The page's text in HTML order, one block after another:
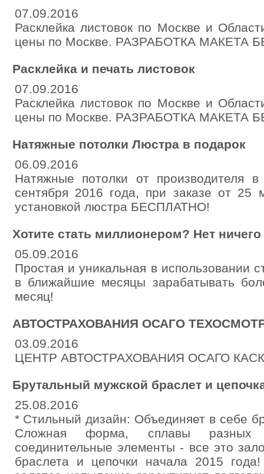
07.09.2016
Расклейка листовок по Москве и
цены по Москве. РАЗРАБОТКА МАКЕТА
Расклейка и печать листовок
07.09.2016
Расклейка листовок по Москве и
цены по Москве. РАЗРАБОТКА МАКЕТА
Натяжные потолки Люстра в подарок
06.09.2016
Натяжные потолки от
сентября 2016 года, при заказе от 25
установкой люстра БЕСПЛАТНО!
Хотите стать миллионером? Нет
05.09.2016
Простая и уникальная в использовании
в ближайшие месяцы зарабатывать
месяц!
АВТОСТРАХОВАНИЯ ОСАГО
03.09.2016
ЦЕНТР АВТОСТРАХОВАНИЯ ОСАГО
Брутальный мужской браслет и
25.08.2016
* Стильный дизайн: Объединяет в себе
Сложная форма, сплавы
соединительные элементы - все это
браслета и цепочки начала 2015